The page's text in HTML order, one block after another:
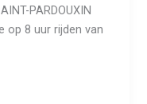
PARDOUXIN
op 8 uur rijden van